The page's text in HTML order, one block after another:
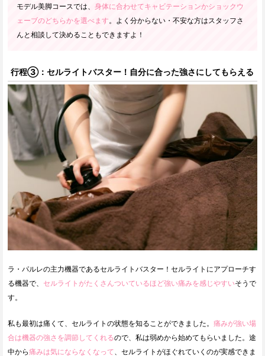
モデル美脚コースでは、 身体に合わせてキャビテーションかショックウ
ェーブのどちらかを選べます。よく分からない・不安な方はスタッフさ
んと相談して決めることもできますよ！
行程③：セルライトバスター！自分に合った強さにしてもらえる
ラ・パルレの主力機器であるセルライトバスター！セルライトにアプローチす
る機器で、 セルライトがたくさんついているほど強い痛みを感じやすいそうで
す。
私も最初は痛くて、セルライトの状態を知ることができました。 痛みが強い場
合は機器の強さを調節してくれるので、私は弱めから始めてもらいました。途
中から痛みは気にならなくなって、セルライトがほぐれていくのが実感できま